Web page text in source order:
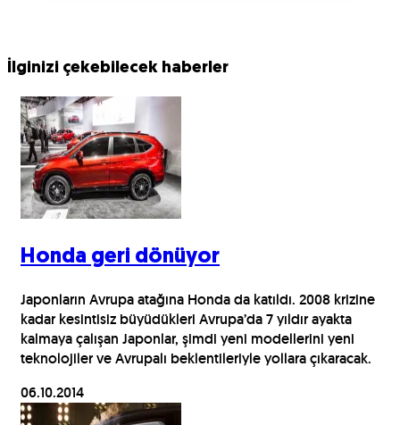
İlginizi çekebilecek haberler
Honda geri dönüyor
Japonların Avrupa atağına Honda da katıldı. 2008 krizine
kadar kesintisiz büyüdükleri Avrupa’da 7 yıldır ayakta
kalmaya çalışan Japonlar, şimdi yeni modellerini yeni
teknolojiler ve Avrupalı beklentileriyle yollara çıkaracak.
06.10.2014